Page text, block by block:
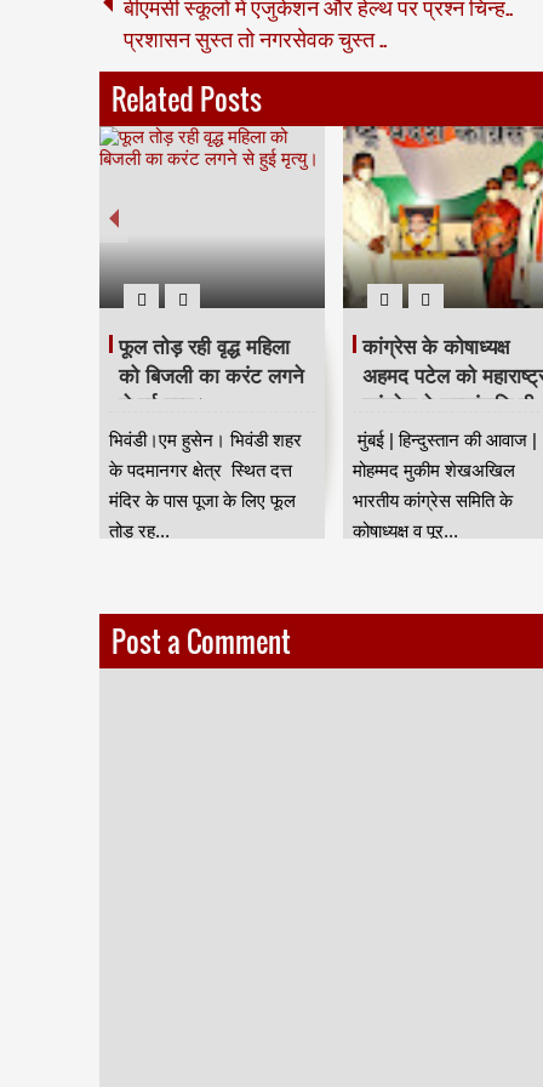
प्रशासन सुस्त तो नगरसेवक चुस्त ..
Related Posts
फूल तोड़ रही वृद्ध महिला
को बिजली का करंट लगने
से हुई मृत्यु।
भिवंडी।एम हुसेन। भिवंडी शहर
के पदमानगर क्षेत्र स्थित दत्त
मंदिर के पास पूजा के लिए फूल
तोड़ रह...
कांग्रेस के कोषाध्यक्ष
अहमद पटेल को
कांग्रेस ने श्रद्धांजलि दी
मुंबई | हिन्दुस्तान की आवाज |
मोहम्मद मुकीम शेखअखिल
भारतीय कांग्रेस समिति के
कोषाध्यक्ष व पूर्...
Post a Comment